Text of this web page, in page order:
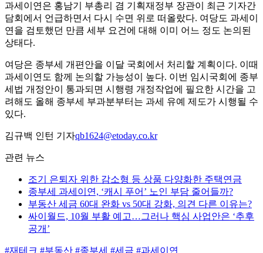
과세이연은 홍남기 부총리 겸 기획재정부 장관이 최근 기자간
담회에서 언급하면서 다시 수면 위로 떠올랐다. 여당도 과세이
연을 검토했던 만큼 세부 요건에 대해 이미 어느 정도 논의된
상태다.
여당은 종부세 개편안을 이달 국회에서 처리할 계획이다. 이때
과세이연도 함께 논의할 가능성이 높다. 이번 임시국회에 종부
세법 개정안이 통과되면 시행령 개정작업에 필요한 시간을 고
려해도 올해 종부세 부과분부터는 과세 유예 제도가 시행될 수
있다.
김규백 인턴 기자qb1624@etoday.co.kr
관련 뉴스
조기 은퇴자 위한 감소형 등 상품 다양화한 주택연금
종부세 과세이연, ‘캐시 푸어’ 노인 부담 줄어들까?
부동산 세금 60대 완화 vs 50대 강화, 의견 다른 이유는?
싸이월드, 10월 부활 예고…그러나 핵심 사업안은 ‘추후
공개’
#재테크 #부동산 #종부세 #세금 #과세이연